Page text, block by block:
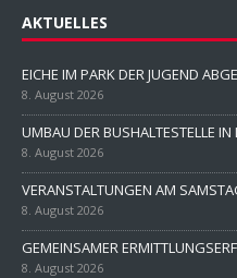
AKTUELLES
EICHE IM PARK DER JUGEND
8. August 2026
UMBAU DER BUSHALTESTELLE IN
8. August 2026
VERANSTALTUNGEN AM
8. August 2026
GEMEINSAMER
8. August 2026